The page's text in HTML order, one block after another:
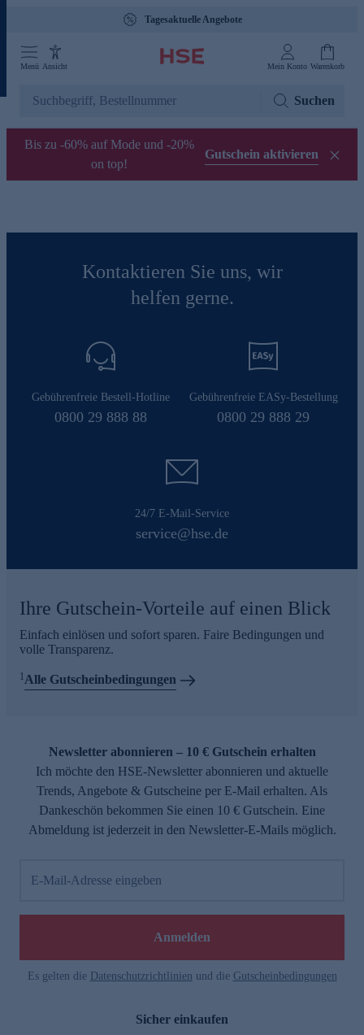
Tagesaktuelle Angebote
Menü Ansicht Mein Konto Warenkorb
Suchen
Bis zu -60% auf Mode und -20%
on top!
Gutschein aktivieren
Kontaktieren Sie uns, wir
helfen gerne.
Gebührenfreie Bestell-Hotline
0800 29 888 88
Gebührenfreie EASy-Bestellung
0800 29 888 29
24/7 E-Mail-Service
service@hse.de
Ihre Gutschein-Vorteile auf einen Blick
Einfach einlösen und sofort sparen. Faire Bedingungen und
volle Transparenz.
1Alle Gutscheinbedingungen
Newsletter abonnieren – 10 € Gutschein erhalten
Ich möchte den HSE-Newsletter abonnieren und aktuelle
Trends, Angebote & Gutscheine per E-Mail erhalten. Als
Dankeschön bekommen Sie einen 10 € Gutschein. Eine
Abmeldung ist jederzeit in den Newsletter-E-Mails möglich.
E-Mail-Adresse eingeben
Anmelden
Es gelten die Datenschutzrichtlinien und die Gutscheinbedingungen
Sicher einkaufen